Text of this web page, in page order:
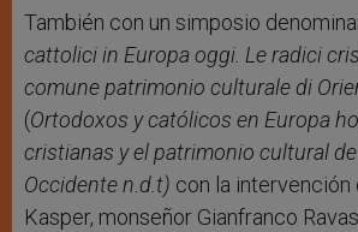
También con un simposio
cattolici in Europa oggi. Le radici
comune patrimonio culturale di
(Ortodoxos y católicos en Europa
cristianas y el patrimonio cultural
Occidente n.d.t) con la intervención
Kasper, monseñor Gianfranco